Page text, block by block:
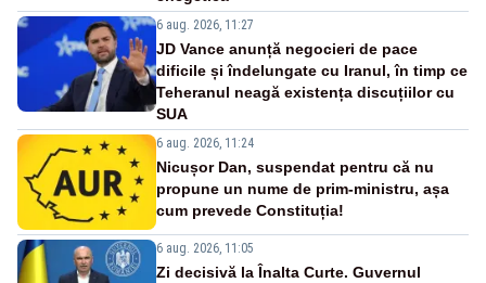
6 aug. 2026, 11:27
JD Vance anunță negocieri de pace
dificile și îndelungate cu Iranul, în timp ce
Teheranul neagă existența discuțiilor cu
SUA
6 aug. 2026, 11:24
Nicușor Dan, suspendat pentru că nu
propune un nume de prim-ministru, așa
cum prevede Constituția!
6 aug. 2026, 11:05
Zi decisivă la Înalta Curte. Guvernul